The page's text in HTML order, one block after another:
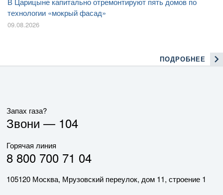
технологии «мокрый фасад»
09.08.2026
ПОДРОБНЕЕ
Запах газа?
Звони — 104
Горячая линия
8 800 700 71 04
105120 Москва, Мрузовский переулок, дом 11, строение 1